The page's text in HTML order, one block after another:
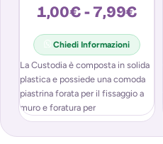
1,00€- 7,99€
Chiedi Informazioni
La Custodia è composta in solida
plastica e possiede una comoda
piastrina forata per il fissaggio a
muro e foratura per